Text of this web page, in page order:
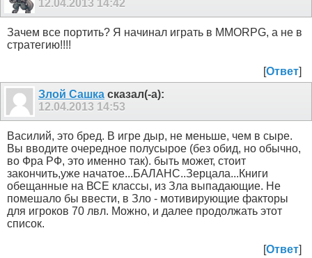
12.04.2013 14:42
Зачем все портить? Я начинал играть в MMORPG, а не в
стратегию!!!!
[Ответ]
Злой Сашка сказал(-а):
12.04.2013 14:53
Василий, это бред. В игре дыр, не меньше, чем в сыре.
Вы вводите очередное полусырое (без обид, но обычно,
во Фра РФ, это именно так). быть может, стоит
закончить,уже начатое...БАЛАНС..Зерцала...Книги
обещанные на ВСЕ классы, из Зла выпадающие. Не
помешало бы ввести, в Зло - мотивирующие факторы
для игроков 70 лвл. Можно, и далее продолжать этот
список.
[Ответ]